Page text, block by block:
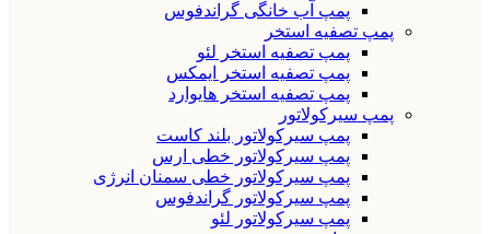
پمپ آب خانگی گراندفوس
پمپ تصفیه استخر
پمپ تصفیه استخر لئو
پمپ تصفیه استخر ایمکس
پمپ تصفیه استخر هایوارد
پمپ سیرکولاتور
پمپ سیرکولاتور بلند کاست
پمپ سیرکولاتور خطی ارس
پمپ سیرکولاتور خطی سمنان انرژی
پمپ سیرکولاتور گراندفوس
پمپ سیرکولاتور لئو